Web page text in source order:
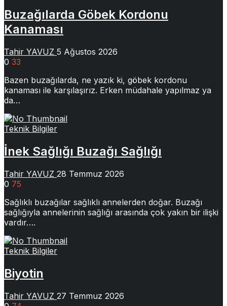
Buzağılarda Göbek Kordonu
Kanaması
Tahir YAVUZ 5 Ağustos 2026
0 33
Bazen buzağılarda, ne yazık ki, göbek kordonu
kanaması ile karşılaşırız. Erken müdahale yapılmaz ya
da…
Teknik Bilgiler
İnek Sağlığı Buzağı Sağlığı
Tahir YAVUZ 28 Temmuz 2026
0 75
Sağlıklı buzağılar sağlıklı annelerden doğar. Buzağı
sağlığıyla annelerinin sağlığı arasında çok yakın bir ilişki
vardır….
Teknik Bilgiler
Biyotin
Tahir YAVUZ 27 Temmuz 2026